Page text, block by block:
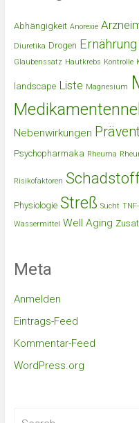
Abhängigkeit Anorexie
Diuretika Drogen Ernährung
Glaubenssatz Hautkrebs Kontrolle
landscape Liste Magnesium
Nebenwirkungen
Psychopharmaka Rheuma
Risikofaktoren
Physiologie Streß Sucht
Wassermittel Well Aging
Meta
Anmelden
Eintrags-Feed
Kommentar-Feed
WordPress.org